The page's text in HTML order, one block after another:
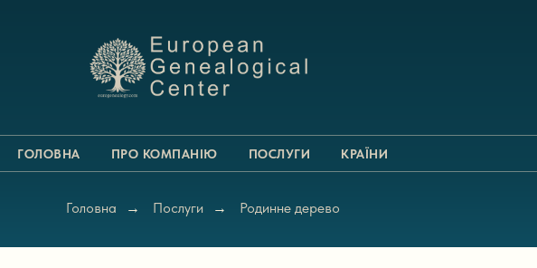
ГОЛОВНА ПРО КОМПАНІЮ ПОСЛУГИ КРАЇНИ
Головна → Послуги → Родинне дерево